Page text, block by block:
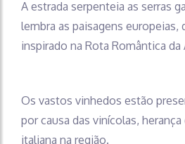
A estrada serpenteia as serras
lembra as paisagens europeias,
inspirado na Rota Romântica da
Os vastos vinhedos estão
por causa das vinícolas,
italiana na região.